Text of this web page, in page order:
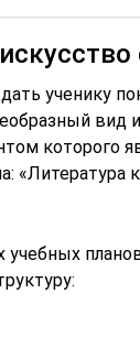
ученику
вид
которого
«Литература
учебных